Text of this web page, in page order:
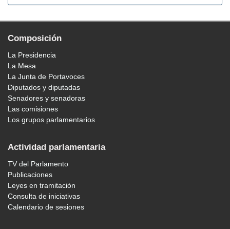
Composición
La Presidencia
La Mesa
La Junta de Portavoces
Diputados y diputadas
Senadores y senadoras
Las comisiones
Los grupos parlamentarios
Actividad parlamentaria
TV del Parlamento
Publicaciones
Leyes en tramitación
Consulta de iniciativas
Calendario de sesiones